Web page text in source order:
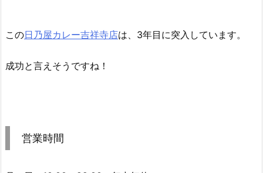
この日乃屋カレー吉祥寺店は、3年目に突入しています。
成功と言えそうですね！
営業時間